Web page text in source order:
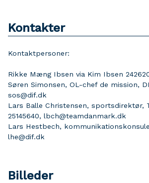
Kontakter
Kontaktpersoner:
Rikke Mæng Ibsen via Kim Ibsen
Søren Simonsen, OL-chef de mission,
sos@dif.dk
Lars Balle Christensen, sportsdirektør,
25145640, lbch@teamdanmark.dk
Lars Hestbech,
lhe@dif.dk
Billeder